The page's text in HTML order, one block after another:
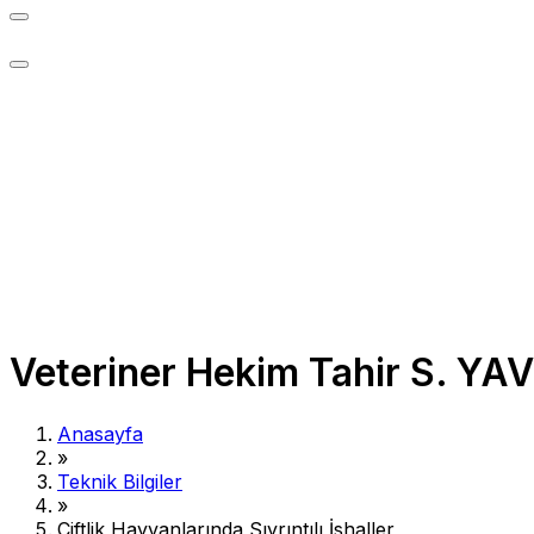
Veteriner Hekim Tahir S.
Anasayfa
»
Teknik Bilgiler
»
Çiftlik Hayvanlarında Sıyrıntılı İshaller